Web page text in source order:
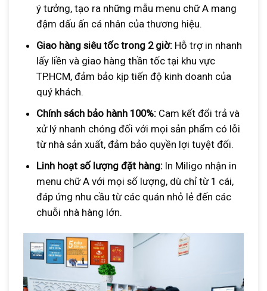
ý tưởng, tạo ra những mẫu menu chữ A mang
đậm dấu ấn cá nhân của thương hiệu.
Giao hàng siêu tốc trong 2 giờ: Hỗ trợ in nhanh
lấy liền và giao hàng thần tốc tại khu vực
TP.HCM, đảm bảo kịp tiến độ kinh doanh của
quý khách.
Chính sách bảo hành 100%:Cam kết đổi trả và
xử lý nhanh chóng đối với mọi sản phẩm có lỗi
từ nhà sản xuất, đảm bảo quyền lợi tuyệt đối.
Linh hoạt số lượng đặt hàng: In Miligo nhận in
menu chữ A với mọi số lượng, dù chỉ từ 1 cái,
đáp ứng nhu cầu từ các quán nhỏ lẻ đến các
chuỗi nhà hàng lớn.